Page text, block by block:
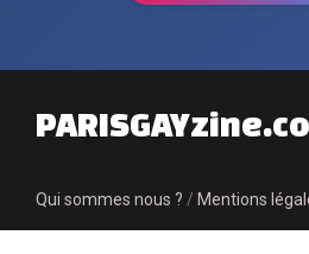
Qui sommes nous ? / Mentions